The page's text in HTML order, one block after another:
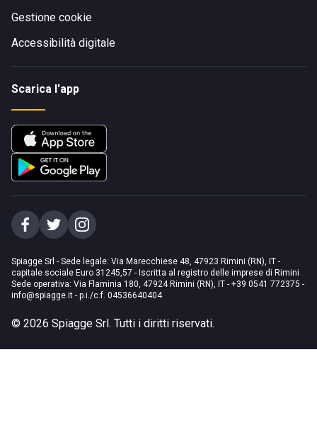
Gestione cookie
Accessibilità digitale
Scarica l'app
Spiagge Srl - Sede legale: Via Marecchiese 48, 47923 Rimini (RN), IT -
capitale sociale Euro 31245,57 - Iscritta al registro delle imprese di Rimini
Sede operativa: Via Flaminia 180, 47924 Rimini (RN), IT - +39 0541 772375 -
info@spiagge.it - p.i./c.f. 04536640404
© 2026 Spiagge Srl. Tutti i diritti riservati.